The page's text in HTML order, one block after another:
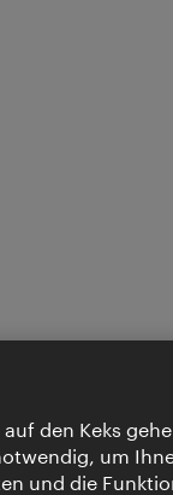
den Keks
um
und die